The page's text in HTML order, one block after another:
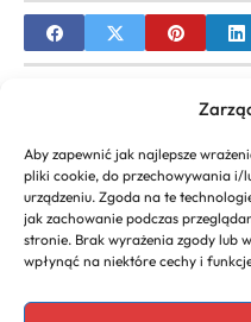
Aby zapewnić jak najlepsze
pliki cookie, do przechowywania i/
urządzeniu. Zgoda na te
jak zachowanie podczas
stronie. Brak wyrażenia zgody lub
wpłynąć na niektóre cechy i
online
Ranking firm kurierskich